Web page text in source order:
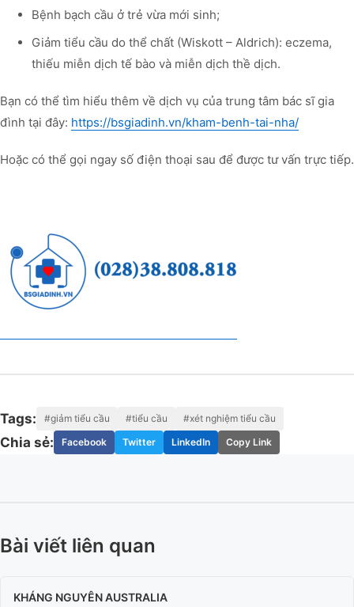
Bệnh bạch cầu ở trẻ vừa mới sinh;
Giảm tiểu cầu do thể chất (Wiskott – Aldrich): eczema,
thiếu miễn dịch tế bào và miễn dịch thề dịch.
Bạn có thể tìm hiểu thêm về dịch vụ của trung tâm bác sĩ gia
đình tại đây: https://bsgiadinh.vn/kham-benh-tai-nha/
Hoặc có thể gọi ngay số điện thoại sau để được tư vấn trực tiếp.
Tags: #giảm tiểu cầu #tiểu cầu #xét nghiệm tiểu cầu
Chia sẻ: Facebook Twitter LinkedIn Copy Link
Bài viết liên quan
KHÁNG NGUYÊN AUSTRALIA